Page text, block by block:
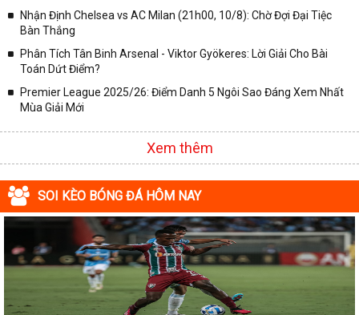
✓ Liên Đoàn Anh;
✓ U23 Châu Á;
✓ Euro 2020;
✓ VLWC KV Châu Á;
✓ Các giải đấu bóng đá khác.
Vì vậy, đồng hành cùng với chuyên trang
sẽ không bỏ lỡ bất kỳ trận đấu bóng đá nào, đặc biệt là những trận
bóng siêu kinh điển tại các giải bóng đá lớn nhất trên Thế giới. Tại
đây, mọi người sẽ có thể khai thác thêm được rất nhiều những
thông tin liên quan đến trận đấu bóng đá sắp diễn ra như:
✓ Thời gian chính xác trận đấu diễn ra;
✓ Đội hình thi đấu dự kiến;
Nhận Định Chelsea vs AC Milan (21h00, 10/8): Chờ Đợi Đại Tiệc
Bàn Thắng
Phân Tích Tân Binh Arsenal - Viktor Gyökeres: Lời Giải Cho Bài
Toán Dứt Điểm?
Premier League 2025/26: Điểm Danh 5 Ngôi Sao Đáng Xem Nhất
Mùa Giải Mới
Xem thêm
SOI KÈO BÓNG ĐÁ HÔM NAY